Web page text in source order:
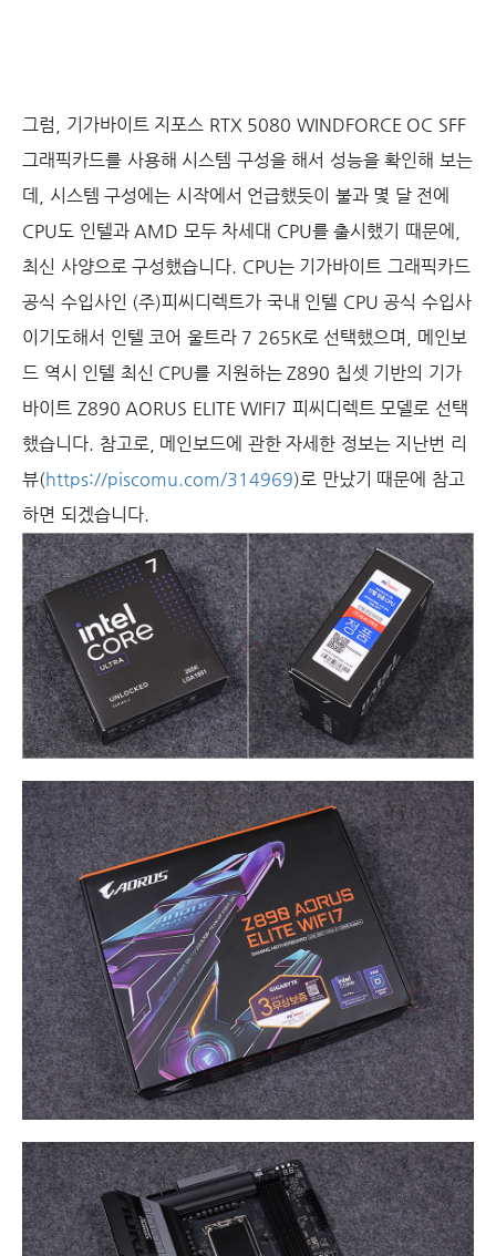
그럼, 기가바이트 지포스 RTX 5080 WINDFORCE OC SFF
그래픽카드를 사용해 시스템 구성을 해서 성능을 확인해 보는
데, 시스템 구성에는 시작에서 언급했듯이 불과 몇 달 전에
CPU도 인텔과 AMD 모두 차세대 CPU를 출시했기 때문에,
최신 사양으로 구성했습니다. CPU는 기가바이트 그래픽카드
공식 수입사인 (주)피씨디렉트가 국내 인텔 CPU 공식 수입사
이기도해서 인텔 코어 울트라 7 265K로 선택했으며, 메인보
드 역시 인텔 최신 CPU를 지원하는 Z890 칩셋 기반의 기가
바이트 Z890 AORUS ELITE WIFI7 피씨디렉트 모델로 선택
했습니다. 참고로, 메인보드에 관한 자세한 정보는 지난번 리
뷰(https://piscomu.com/314969)로 만났기 때문에 참고
하면 되겠습니다.